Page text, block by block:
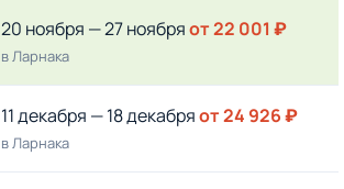
20 ноября — 27 ноябряот 22 001 ₽
в Ларнака
11 декабря — 18 декабряот 24 926 ₽
в Ларнака